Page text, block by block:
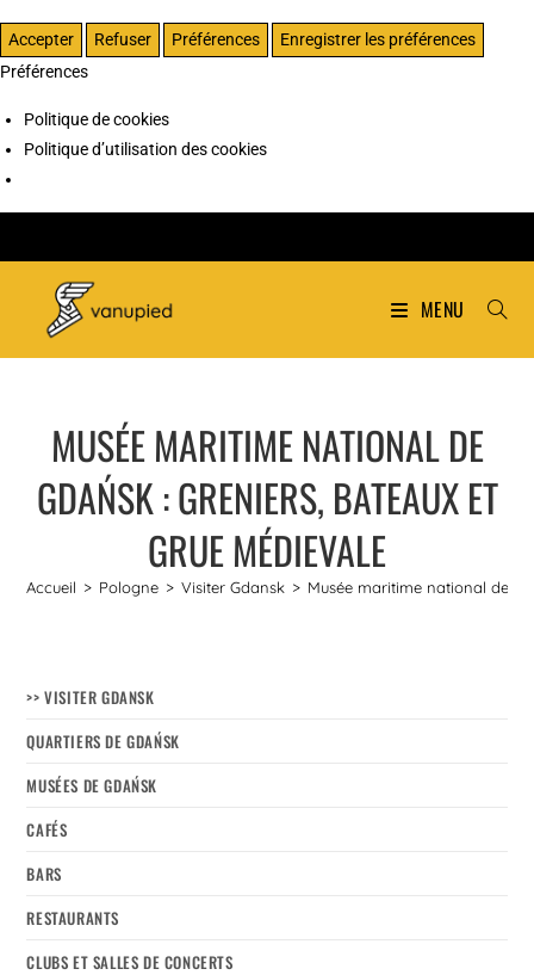
Accepter Refuser Préférences
Enregistrer les préférences
Préférences
Politique de cookies
Politique d’utilisation des cookies
MENU
MUSÉE MARITIME NATIONAL DE
GDAŃSK : GRENIERS, BATEAUX ET
GRUE MÉDIEVALE
Accueil > Pologne > Visiter Gdansk > Musée maritime national de
>> VISITER GDANSK
QUARTIERS DE GDAŃSK
MUSÉES DE GDAŃSK
CAFÉS
BARS
RESTAURANTS
CLUBS ET SALLES DE CONCERTS